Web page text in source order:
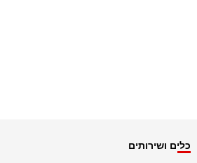
כלים ושירותים